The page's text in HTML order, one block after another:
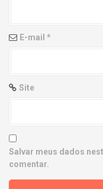
n E-mail *
Site
Salvar meus dados
comentar.